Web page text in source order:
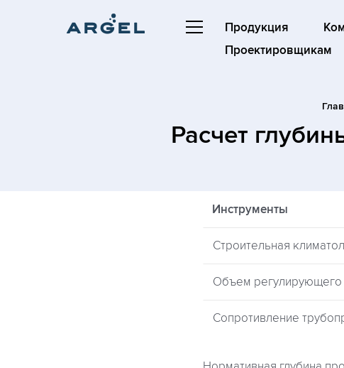
Продукция
Проектировщикам
Расчет
Инструменты
Строительная
Объем регулирующего
Сопротивление